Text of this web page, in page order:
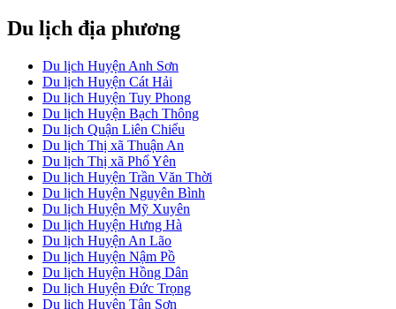
Du lịch địa phương
Du lịch Huyện Anh Sơn
Du lịch Huyện Cát Hải
Du lịch Huyện Tuy Phong
Du lịch Huyện Bạch Thông
Du lịch Quận Liên Chiểu
Du lịch Thị xã Thuận An
Du lịch Thị xã Phổ Yên
Du lịch Huyện Trần Văn Thời
Du lịch Huyện Nguyên Bình
Du lịch Huyện Mỹ Xuyên
Du lịch Huyện Hưng Hà
Du lịch Huyện An Lão
Du lịch Huyện Nậm Pồ
Du lịch Huyện Hồng Dân
Du lịch Huyện Đức Trọng
Du lịch Huyện Tân Sơn